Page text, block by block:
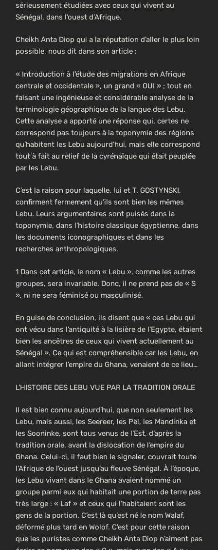
sérieusement étudiées avec ceux qui vivent au
Sénégal, dans l’ouest d’Afrique.
Cheikh Anta Diop qui a la réputation d’aller le plus loin
possible, nous dit dans son article :
« Introduction à l’étude des migrations en Afrique
centrale et occidentale », un grand « OUI » ; tout en
faisant une ingénieuse et considérable analyse de la
terminologie géographique de la langue des Lebu.
Cette analyse a apporté une réponse qui, certes ne
correspond pas toujours à la toponymie des régions
qu’habitent les Lebu aujourd’hui, mais elle correspond
tout à fait au relief de la cyrénaïque qui était peuplée
par les Lebu.
C’est la raison pour laquelle, lui et T. GOSTYNSKI,
confirment fermement qu’ils sont bien les mêmes
Lebu. Leurs argumentaires sont puisés dans la
toponymie, dans l’histoire classique égyptienne, dans
les documents iconographiques et dans les
recherches anthropologiques.
1 Dans cet article, le nom « Lebu », comme les autres
groupes, sera invariable. Donc, il ne prend pas de « S
», ni ne sera féminisé ou masculinisé.
En guise de conclusion, ils disent que « ces Lebu qui
ont vécu dans l’antiquité à la lisière de l’Egypte, étaient
bien les ancêtres de ceux qui vivent actuellement au
Sénégal ». Ce qui est compréhensible car les Lebu, en
allant intégrer l’empire du Ghana, venaient de ce lieu…
L’HISTOIRE DES LEBU VUE PAR LA TRADITION ORALE
Il est bien connu aujourd’hui, que non seulement les
Lebu, mais aussi, les Seereer, les Pël, les Mandinka et
les Sooninke, sont tous venus de l’Est, d’après la
tradition orale, avant la dislocation de l’empire du
Ghana. Celui-ci, il faut bien le signaler, couvrait toute
l’Afrique de l’ouest jusqu’au fleuve Sénégal. À l’époque,
les Lebu vivant dans le Ghana avaient nommé un
groupe parmi eux qui habitait une portion de terre pas
très large : « Laf » et ceux qui l’habitaient sont les
gens de la portion. C’est là qu’est né le nom Walaf,
déformé plus tard en Wolof. C’est pour cette raison
que les puristes comme Cheikh Anta Diop n’aiment pas